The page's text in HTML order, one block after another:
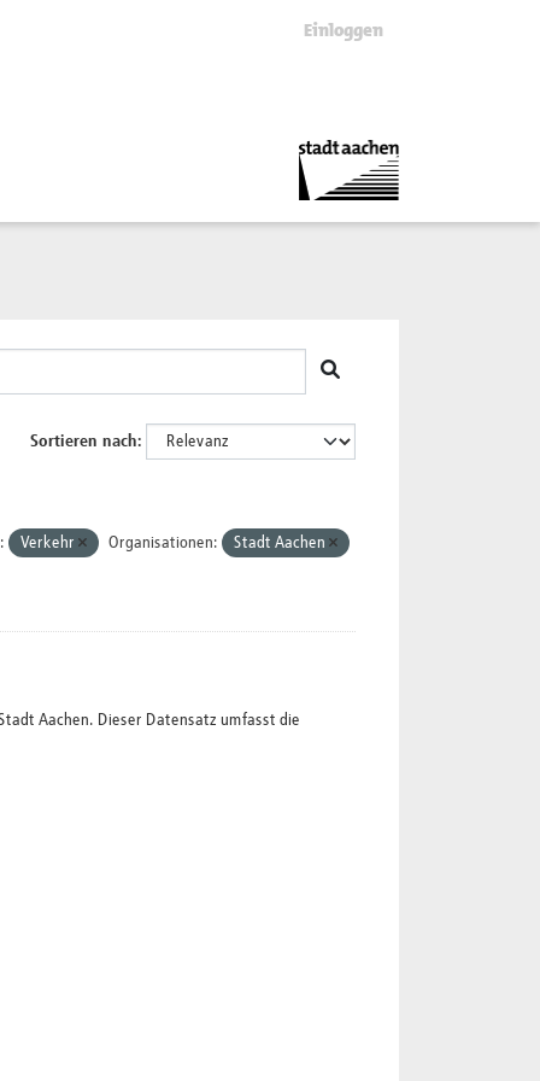
Einloggen
Sortieren nach
Verkehr Organisationen: Stadt Aachen
Aachen. Dieser Datensatz umfasst die